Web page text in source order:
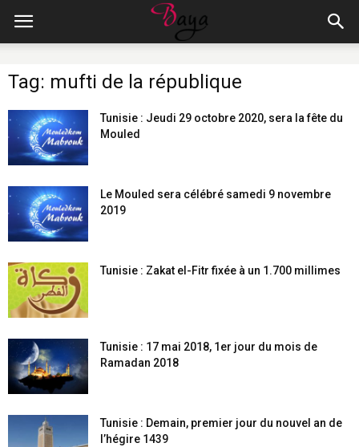
Tag: mufti de la république
Tunisie : Jeudi 29 octobre 2020, sera la fête du
Mouled
Le Mouled sera célébré samedi 9 novembre
2019
Tunisie : Zakat el-Fitr fixée à un 1.700 millimes
Tunisie : 17 mai 2018, 1er jour du mois de
Ramadan 2018
Tunisie : Demain, premier jour du nouvel an de
l’hégire 1439